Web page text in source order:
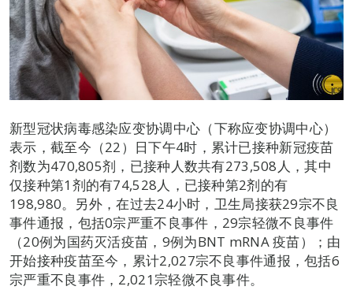
新型冠状病毒感染应变协调中心（下称应变协调中心）
表示，截至今（22）日下午4时，累计已接种新冠疫苗
剂数为470,805剂，已接种人数共有273,508人，其中
仅接种第1剂的有74,528人，已接种第2剂的有
198,980。另外，在过去24小时，卫生局接获29宗不良
事件通报，包括0宗严重不良事件，29宗轻微不良事件
（20例为国药灭活疫苗，9例为BNT mRNA 疫苗）；由
开始接种疫苗至今，累计2,027宗不良事件通报，包括6
宗严重不良事件，2,021宗轻微不良事件。